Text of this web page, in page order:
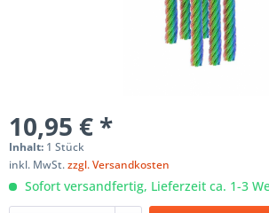
10,95 € *
Inhalt: 1 Stück
inkl. MwSt.zzgl. Versandkosten
Sofort versandfertig, Lieferzeit ca. 1-3